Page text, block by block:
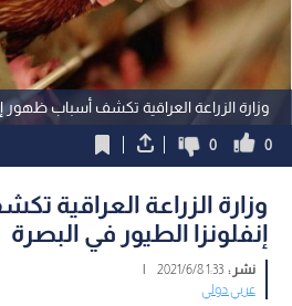
وزارة الزراعة العراقية تكشف أسباب ظهور
0
0
وزارة الزراعة العراقية
إنفلونزا الطيور في البصرة
نشر :1:33 2021/6/8
|
عربي دولي